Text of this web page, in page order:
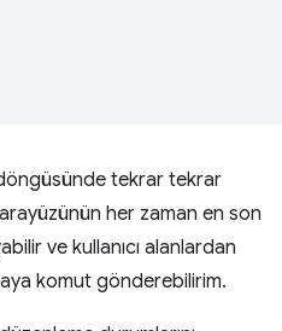
tekrar tekrar
arayüzünün her zaman en son
ve kullanıcı alanlardan
komut gönderebilirim.